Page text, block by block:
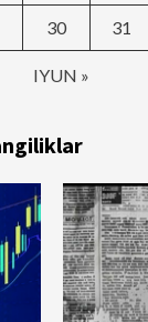
IYUN »
30 31